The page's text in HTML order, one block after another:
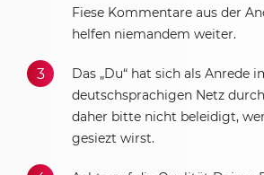
Fiese Kommentare aus der
helfen niemandem weiter.
Das „Du“ hat sich als Anrede
deutschsprachigen Netz
daher bitte nicht beleidigt,
gesiezt wirst.